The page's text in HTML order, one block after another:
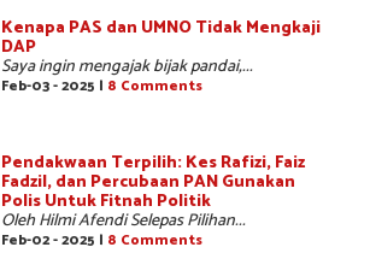
Kenapa PAS dan UMNO Tidak Mengkaji
DAP
Saya ingin mengajak bijak pandai,...
Feb-03 - 2025 | 8 Comments
Pendakwaan Terpilih: Kes Rafizi, Faiz
Fadzil, dan Percubaan PAN Gunakan
Polis Untuk Fitnah Politik
Oleh Hilmi Afendi Selepas Pilihan...
Feb-02 - 2025 | 8 Comments